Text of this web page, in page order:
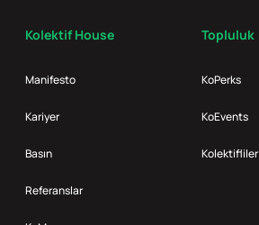
Kolektif House
Manifesto
Kariyer
Basın
Referanslar
Topluluk
KoPerks
KoEvents
Kolektifliler